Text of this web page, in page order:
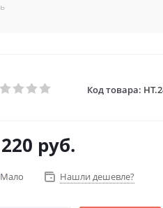
Код товара:
руб.
Мало Нашли дешевле?